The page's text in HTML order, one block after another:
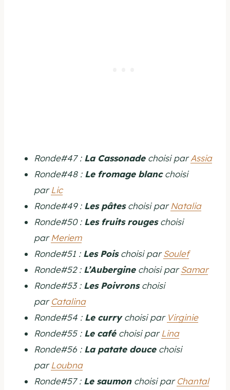
Ronde#47 : La Cassonadechoisi parAssia
Ronde#48 : Le fromage blancchoisi
parLic
Ronde#49 : Les pâteschoisi parNatalia
Ronde#50 : Les fruitsrougeschoisi
parMeriem
Ronde#51 : Les Poischoisi parSoulef
Ronde#52 : L’Auberginechoisi parSamar
Ronde#53 : Les Poivronschoisi
parCatalina
Ronde#54 : Le currychoisi par Virginie
Ronde#55 : Le café choisi parLina
Ronde#56 : La patate doucechoisi
parLoubna
Ronde#57 : Le saumonchoisi parChantal